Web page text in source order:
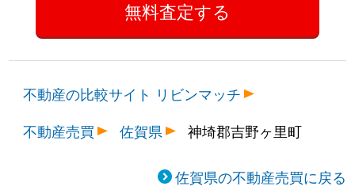
不動産の比較サイト リビンマッチ
不動産売買
佐賀県 神埼郡吉野ヶ里町
佐賀県の不動産売買に戻る